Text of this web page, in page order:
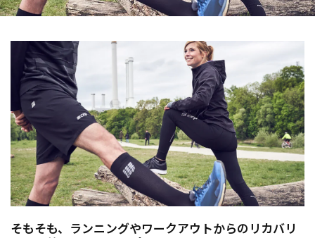
そもそも、ランニングやワークアウトからのリカバリ